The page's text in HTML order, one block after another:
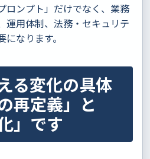
ロンプト」だけでなく、業務
運用体制、法務・セキュリテ
なります。
る変化の具体
再定義」と
」です